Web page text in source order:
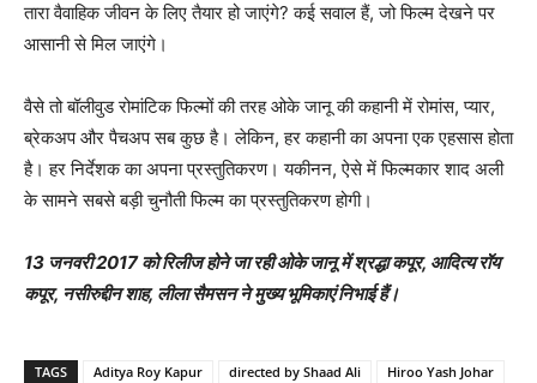
तारा वैवाहिक जीवन के लिए तैयार हो जाएंगे? कई सवाल हैं, जो फिल्‍म देखने पर
आसानी से मिल जाएंगे।
वैसे तो बॉलीवुड रोमांटिक फिल्‍मों की तरह ओके जानू की कहानी में रोमांस, प्‍यार,
ब्रेकअप और पैचअप सब कुछ है। लेकिन, हर कहानी का अपना एक एहसास होता
है। हर निर्देशक का अपना प्रस्‍तुतिकरण। यकीनन, ऐसे में फिल्‍मकार शाद अली
के सामने सबसे बड़ी चुनौती फिल्‍म का प्रस्‍तुतिकरण होगी।
13 जनवरी 2017 को रिलीज होने जा रही ओके जानू में श्रद्धा कपूर, आदित्‍य रॉय
कपूर, नसीरुद्दीन शाह, लीला सैमसन ने मुख्‍य भूमिकाएं निभाई हैं।
TAGS Aditya Roy Kapur directed by Shaad Ali
Hiroo Yash Johar